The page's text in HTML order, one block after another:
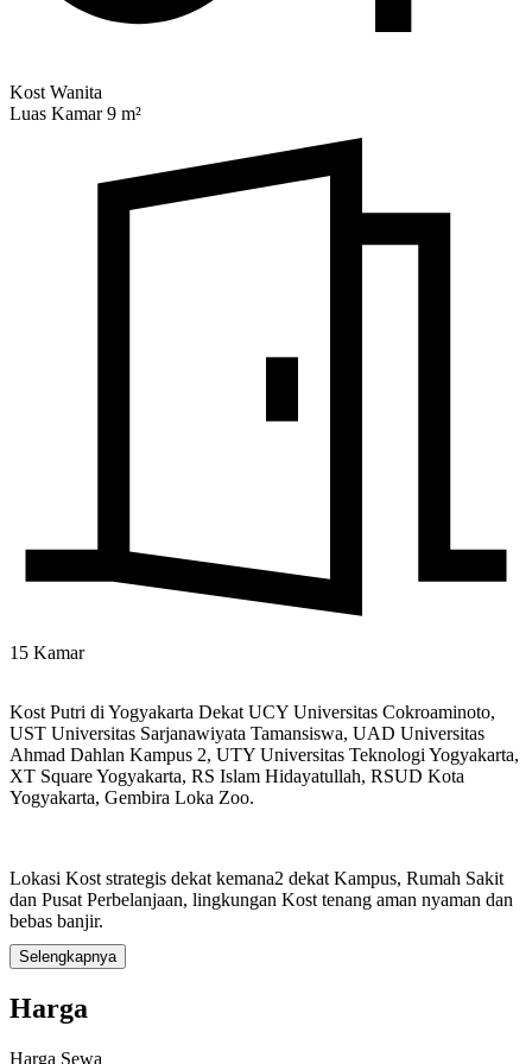
Kost Wanita
Luas Kamar 9 m²
15 Kamar
Kost Putri di Yogyakarta Dekat UCY Universitas Cokroaminoto,
UST Universitas Sarjanawiyata Tamansiswa, UAD Universitas
Ahmad Dahlan Kampus 2, UTY Universitas Teknologi Yogyakarta,
XT Square Yogyakarta, RS Islam Hidayatullah, RSUD Kota
Yogyakarta, Gembira Loka Zoo.
Lokasi Kost strategis dekat kemana2 dekat Kampus, Rumah Sakit
dan Pusat Perbelanjaan, lingkungan Kost tenang aman nyaman dan
bebas banjir.
Harga Kost Rp.440.000 /Bulan (Kosongan), Jika berminat silahkan
hubungi pemilik Rumah Kost Telp/WA: 081333656573
Selengkapnya
Harga
Harga Sewa